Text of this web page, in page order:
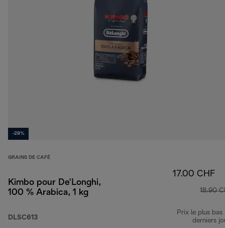
-29%
GRAINS DE CAFÉ
Kimbo pour De’Longhi,
100 % Arabica, 1 kg
DLSC613
17.00 CHF
18.90
Prix le plus bas
derniers